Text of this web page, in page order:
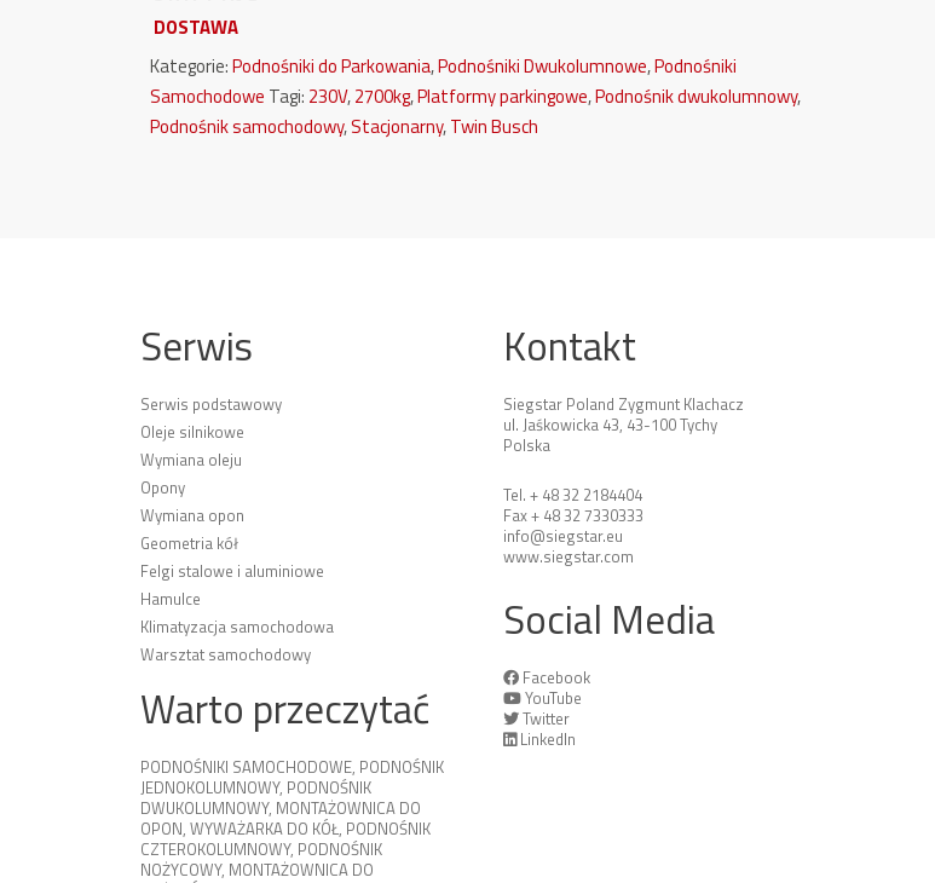
DOSTAWA
Kategorie:Podnośniki do Parkowania,Podnośniki Dwukolumnowe,Podnośniki
Samochodowe Tagi: 230V,2700kg,Platformy parkingowe,Podnośnik dwukolumnowy,
Podnośnik samochodowy,Stacjonarny,Twin Busch
Serwis
Serwis podstawowy
Oleje silnikowe
Wymiana oleju
Opony
Wymiana opon
Geometria kół
Felgi stalowe i aluminiowe
Hamulce
Klimatyzacja samochodowa
Warsztat samochodowy
Warto przeczytać
PODNOŚNIKI SAMOCHODOWE, PODNOŚNIK
JEDNOKOLUMNOWY, PODNOŚNIK
DWUKOLUMNOWY, MONTAŻOWNICA DO
OPON, WYWAŻARKA DO KÓŁ, PODNOŚNIK
CZTEROKOLUMNOWY, PODNOŚNIK
NOŻYCOWY, MONTAŻOWNICA DO
Kontakt
Siegstar Poland Zygmunt Klachacz
ul. Jaśkowicka 43, 43-100 Tychy
Polska
Tel. + 48 32 2184404
Fax + 48 32 7330333
info@siegstar.eu
www.siegstar.com
Social Media
Facebook
YouTube
Twitter
LinkedIn